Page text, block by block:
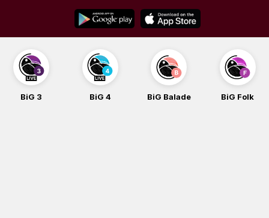
content
BiG 3 BiG 4 BiG Balade BiG Folk